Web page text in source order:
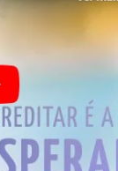
de que na
ao
dá sentido à
e
vida de todos
e